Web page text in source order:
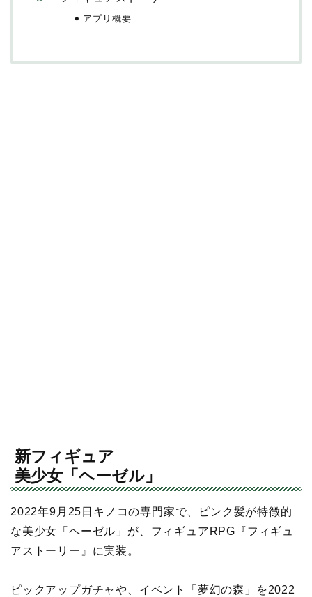
アプリ概要
新フィギュア
美少女「ヘーゼル」
2022年9月25日キノコの専門家で、ピンク髪が特徴的
な美少女「ヘーゼル」が、フィギュアRPG『フィギュ
アストーリー』に実装。
ピックアップガチャや、イベント「夢幻の森」を2022